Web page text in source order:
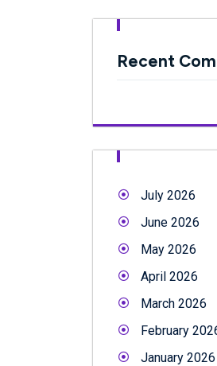
Recent
July 2026
June 2026
May 2026
April 2026
March 2026
February
January 2026